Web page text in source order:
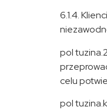
6.1.4.
pol
celu
pol